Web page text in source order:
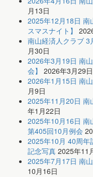
月13日
2025年12月18日 南
スマスナイト】
南山経済人クラブ
月30日
2026年3月19日 南
会】 2026年3月29日
2026年1月15日 南
月9日
2025年11月20日 南
年1月22日
2025年10月16日 南
第405回10月例会
2025年10月 40周年
記念写真 2025年11
2025年7月17日 南
10月16日